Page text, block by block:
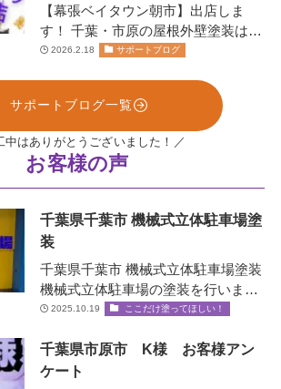
【幕張ベイタウン朝市】出店しま
す！ 千葉・市原の屋根外壁塗装は、
お任せください！株式会社リペイン
2026.2.18 サポートブログ
サポートブログ一覧
中はありがとうございました！／
お客様の声
千葉県千葉市 機械式立体駐車場塗
装
千葉県千葉市 機械式立体駐車場塗装
機械式立体駐車場の塗装を行いまし
た！✨ 機械式立体駐車場とは？ エレ
2025.10.19 ここだけ塗ってほしい！
千葉県市原市 K様 お客様アン
ケート